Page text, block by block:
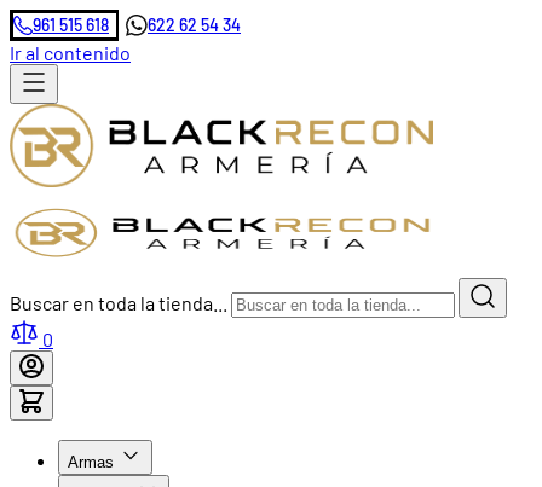
961 515 618 622 62 54 34
Ir al contenido
Buscar en toda la tienda...
0
Armas